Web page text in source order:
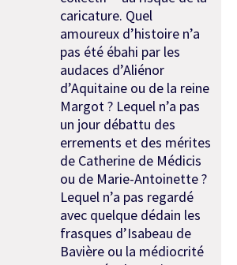
caricature. Quel
amoureux d’histoire n’a
pas été ébahi par les
audaces d’Aliénor
d’Aquitaine ou de la reine
Margot ? Lequel n’a pas
un jour débattu des
errements et des mérites
de Catherine de Médicis
ou de Marie-Antoinette ?
Lequel n’a pas regardé
avec quelque dédain les
frasques d’Isabeau de
Bavière ou la médiocrité